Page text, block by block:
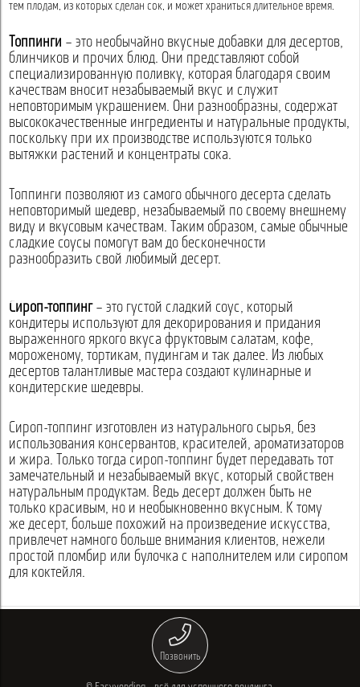
тем плодам, из которых сделан сок, и может храниться длительное время.
Топпинги – это необычайно вкусные добавки для десертов,
блинчиков и прочих блюд. Они представляют собой
специализированную поливку, которая благодаря своим
качествам вносит незабываемый вкус и служит
неповторимым украшением. Они разнообразны, содержат
высококачественные ингредиенты и натуральные продукты,
поскольку при их производстве используются только
вытяжки растений и концентраты сока.
Топпинги позволяют из самого обычного десерта сделать
неповторимый шедевр, незабываемый по своему внешнему
виду и вкусовым качествам. Таким образом, самые обычные
сладкие соусы помогут вам до бесконечности
разнообразить свой любимый десерт.
Сироп-топпинг – это густой сладкий соус, который
кондитеры используют для декорирования и придания
выраженного яркого вкуса фруктовым салатам, кофе,
мороженому, тортикам, пудингам и так далее. Из любых
десертов талантливые мастера создают кулинарные и
кондитерские шедевры.
Сироп-топпинг изготовлен из натурального сырья, без
использования консервантов, красителей, ароматизаторов
и жира. Только тогда сироп-топпинг будет передавать тот
замечательный и незабываемый вкус, который свойствен
натуральным продуктам. Ведь десерт должен быть не
только красивым, но и необыкновенно вкусным. К тому
же десерт, больше похожий на произведение искусства,
привлечет намного больше внимания клиентов, нежели
простой пломбир или булочка с наполнителем или сиропом
для коктейля.
Позвонить